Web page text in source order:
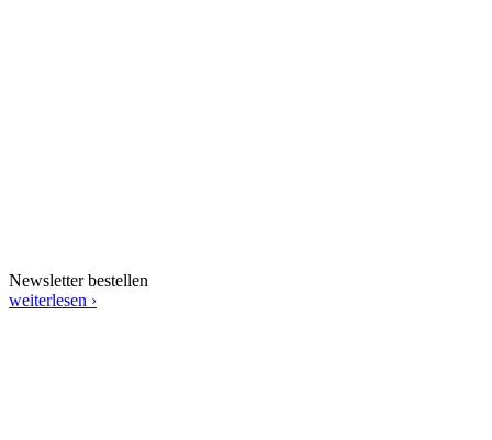
Newsletter bestellen
weiterlesen ›